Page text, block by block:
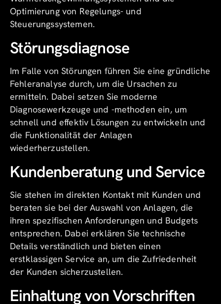
Optimierung von Regelungs- und
Steuerungssystemen.
Störungsdiagnose
Im Falle von Störungen führen Sie eine gründliche
Fehleranalyse durch, um die Ursachen zu
ermitteln. Dabei setzen Sie moderne
Diagnosewerkzeuge und -methoden ein, um
schnell und effektiv Lösungen zu entwickeln und
die Funktionalität der Anlagen
wiederherzustellen.
Kundenberatung und Service
Sie stehen im direkten Kontakt mit Kunden und
beraten sie bei der Auswahl von Anlagen, die
ihren spezifischen Anforderungen und Budgets
entsprechen. Dabei erklären Sie technische
Details verständlich und bieten einen
erstklassigen Service an, um die Zufriedenheit
der Kunden sicherzustellen.
Einhaltung von Vorschriften